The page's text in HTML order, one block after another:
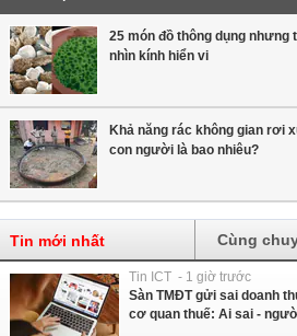
25 món đồ thông dụng
nhìn kính hiển vi
Khả năng rác không gian rơi
con người là bao nhiêu?
Tin mới nhất Cùng
Tin ICT - 1 giờ trước
Sàn TMĐT gửi sai doanh
cơ quan thuế: Ai sai -